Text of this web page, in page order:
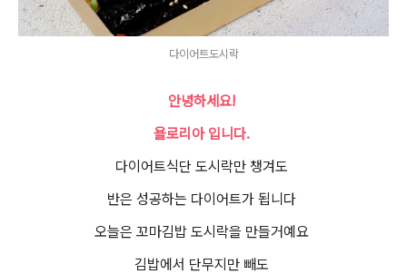
다이어트도시락
안녕하세요!
욜로리아 입니다.
다이어트식단 도시락만 챙겨도
반은 성공하는 다이어트가 됩니다
오늘은 꼬마김밥 도시락을 만들거예요
김밥에서 단무지만 빼도